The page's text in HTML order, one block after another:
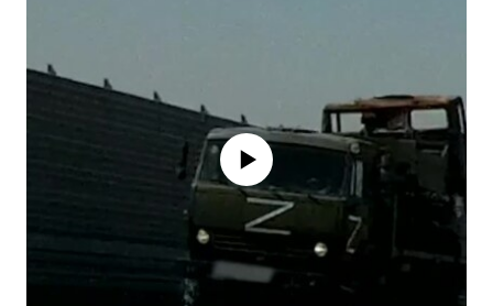
No media source currently available